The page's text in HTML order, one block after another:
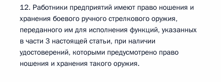
12. Работники предприятий имеют право ношения и
хранения боевого ручного стрелкового оружия,
переданного им для исполнения функций, указанных
в части 3 настоящей статьи, при наличии
удостоверений, которыми предусмотрено право
ношения и хранения такого оружия.